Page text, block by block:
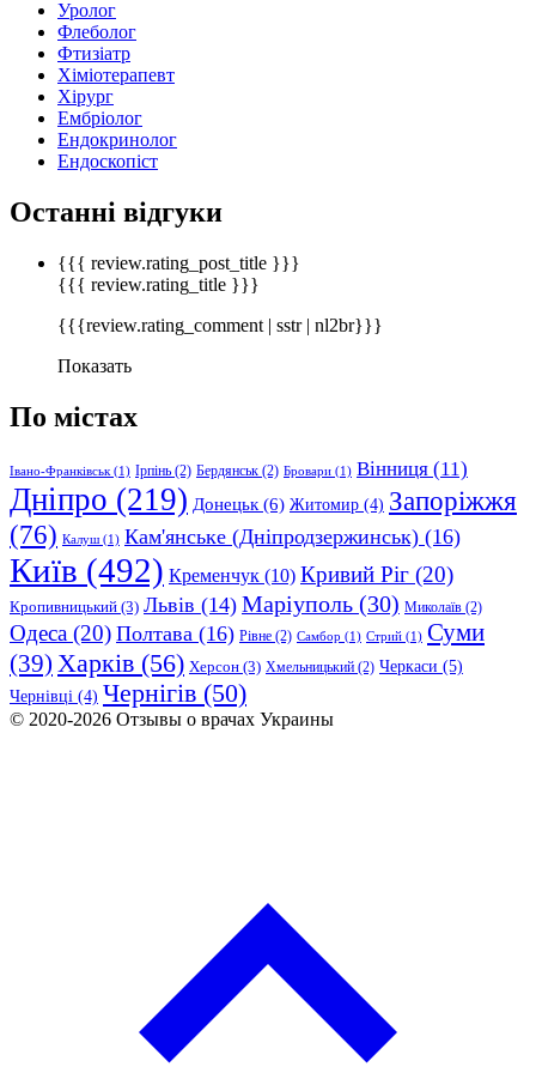
Уролог
Флеболог
Фтизіатр
Хіміотерапевт
Хірург
Ембріолог
Ендокринолог
Ендоскопіст
Останні відгуки
{{{ review.rating_post_title }}}
{{{ review.rating_title }}}
{{{review.rating_comment | sstr | nl2br}}}
Показать
По містах
Івано-Франківськ (1) Ірпінь (2) Бердянськ (2) Бровари (1) Вінниця (11)
Дніпро (219) Донецьк (6) Житомир (4) Запоріжжя
(76) Калуш (1) Кам'янське (Дніпродзержинськ) (16)
Київ (492) Кременчук (10) Кривий Ріг (20)
Кропивницький (3) Львів (14) Маріуполь (30) Миколаїв (2)
Одеса (20) Полтава (16) Рівне (2) Самбор (1) Стрий (1) Суми
(39) Харків (56) Херсон (3) Хмельницький (2) Черкаси (5)
Чернівці (4) Чернігів (50)
© 2020-2026 Отзывы о врачах Украины